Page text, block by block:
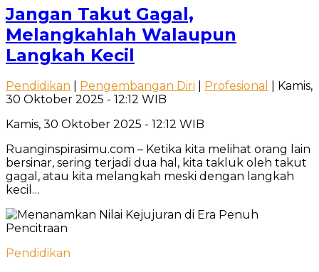
Jangan Takut Gagal,
Melangkahlah Walaupun
Langkah Kecil
Pendidikan Pengembangan Diri Profesional
| Kamis,
30 Oktober 2025 - 12:12 WIB
Kamis, 30 Oktober 2025 - 12:12 WIB
Ruanginspirasimu.com – Ketika kita melihat orang lain
bersinar, sering terjadi dua hal, kita takluk oleh takut
gagal, atau kita melangkah meski dengan langkah
kecil…
Pendidikan